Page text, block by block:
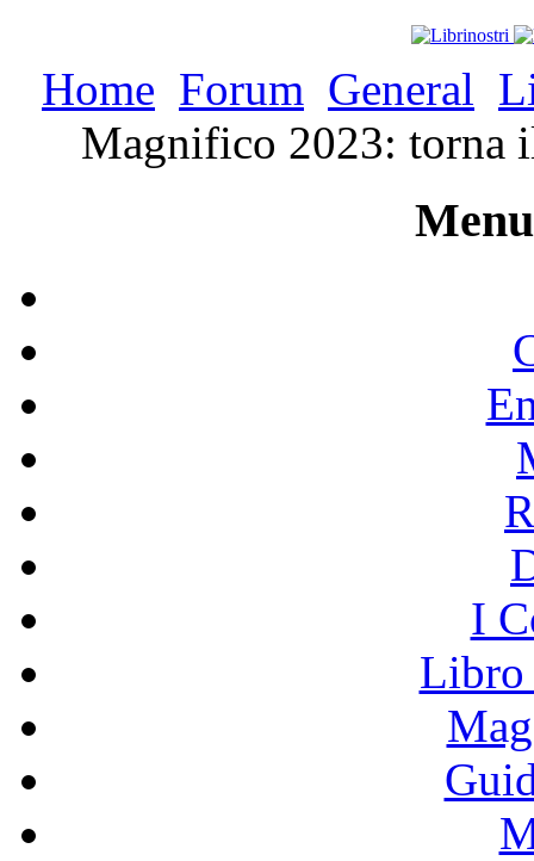
Home Forum General
Magnifico 2023: torna
I
Libro